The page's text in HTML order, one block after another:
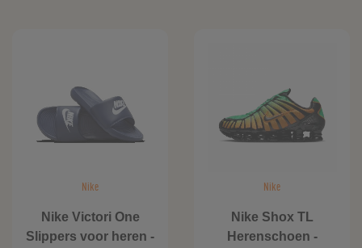
Nike
Nike Victori One
Slippers voor heren -
Nike
Nike Shox TL
Herenschoen -